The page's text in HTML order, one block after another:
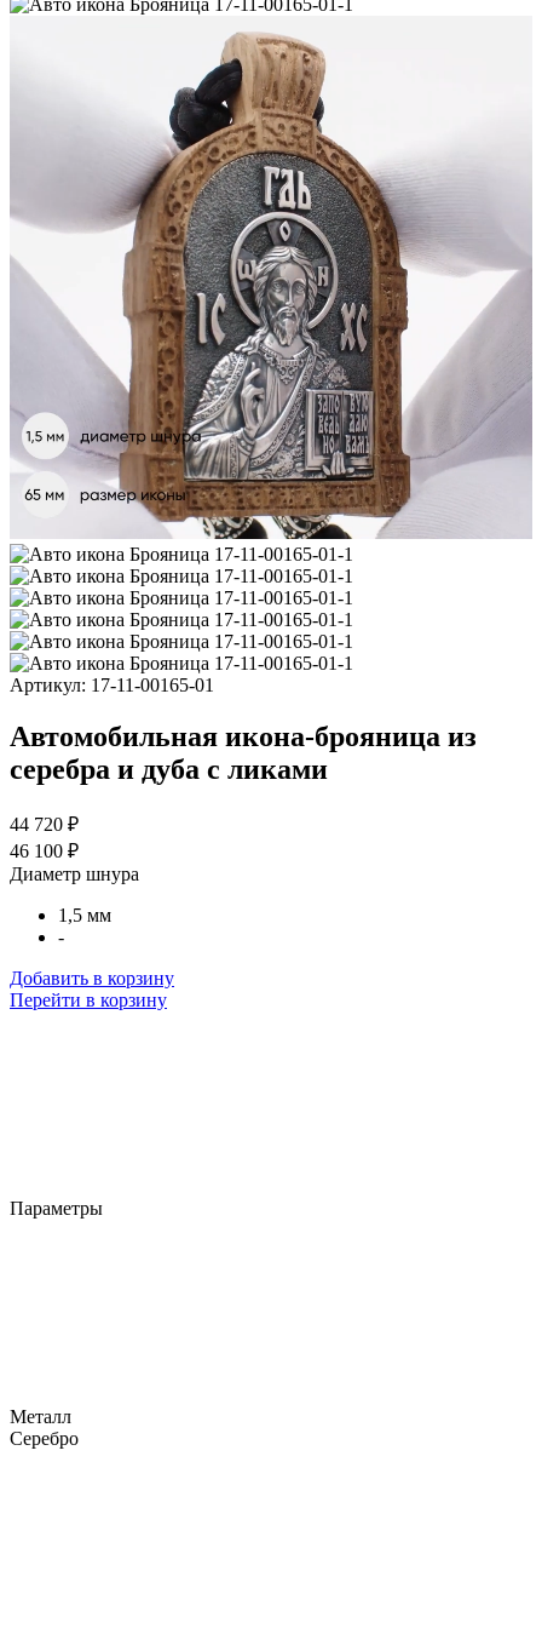
Артикул: 17-11-00165-01
Автомобильная икона-брояница из
серебра и дуба с ликами
44 720 ₽
46 100 ₽
Диаметр шнура
1,5 мм
-
Добавить в корзину
Перейти в корзину
Параметры
Металл
Серебро